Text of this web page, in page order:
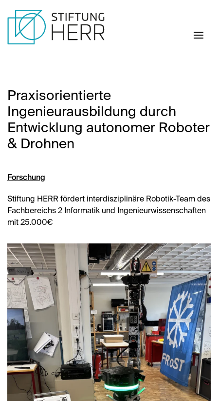
Skip to main content
Praxisorientierte
Ingenieurausbildung durch
Entwicklung autonomer Roboter
& Drohnen
Forschung
Stiftung HERR fördert interdisziplinäre Robotik-Team des
Fachbereichs 2 Informatik und Ingenieurwissenschaften
mit 25.000€